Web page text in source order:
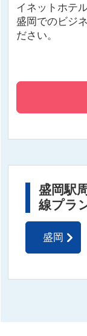
イネットホテル
盛岡でのビジ
ださい。
盛岡駅
線プラ
盛岡